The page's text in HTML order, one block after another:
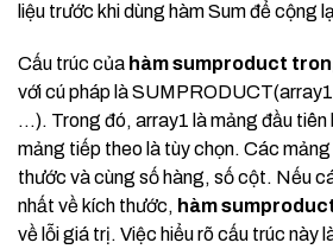
liệu trước khi dùng hàm Sum để cộng
Cấu trúc của hàm sumproduct
với cú pháp là
…). Trong đó, array1 là mảng đầu
mảng tiếp theo là tùy chọn. Các
thước và cùng số hàng, số cột. Nếu
nhất về kích thước, hàm
về lỗi giá trị. Việc hiểu rõ cấu trúc này